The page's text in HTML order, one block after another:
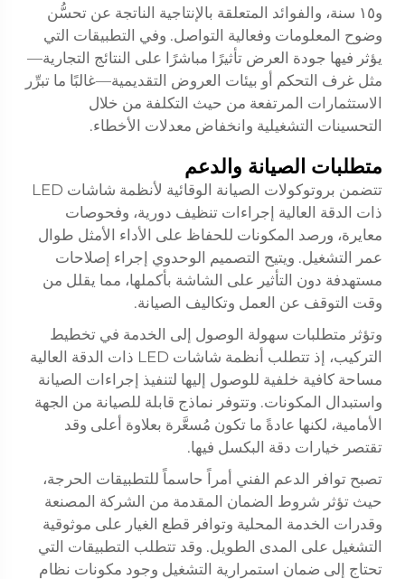
و١٥ سنة، والفوائد المتعلقة بالإنتاجية الناتجة عن تحسُّن
وضوح المعلومات وفعالية التواصل. وفي التطبيقات التي
يؤثر فيها جودة العرض تأثيرًا مباشرًا على النتائج التجارية—
مثل غرف التحكم أو بيئات العروض التقديمية—غالبًا ما تبرِّر
الاستثمارات المرتفعة من حيث التكلفة من خلال
التحسينات التشغيلية وانخفاض معدلات الأخطاء.
متطلبات الصيانة والدعم
تتضمن بروتوكولات الصيانة الوقائية لأنظمة شاشات LED
ذات الدقة العالية إجراءات تنظيف دورية، وفحوصات
معايرة، ورصد المكونات للحفاظ على الأداء الأمثل طوال
عمر التشغيل. ويتيح التصميم الوحدوي إجراء إصلاحات
مستهدفة دون التأثير على الشاشة بأكملها، مما يقلل من
وقت التوقف عن العمل وتكاليف الصيانة.
وتؤثر متطلبات سهولة الوصول إلى الخدمة في تخطيط
التركيب، إذ تتطلب أنظمة شاشات LED ذات الدقة العالية
مساحة كافية خلفية للوصول إليها لتنفيذ إجراءات الصيانة
واستبدال المكونات. وتتوفر نماذج قابلة للصيانة من الجهة
الأمامية، لكنها عادةً ما تكون مُسعَّرة بعلاوة أعلى وقد
تقتصر خيارات دقة البكسل فيها.
تصبح توافر الدعم الفني أمراً حاسماً للتطبيقات الحرجة،
حيث تؤثر شروط الضمان المقدمة من الشركة المصنعة
وقدرات الخدمة المحلية وتوافر قطع الغيار على موثوقية
التشغيل على المدى الطويل. وقد تتطلب التطبيقات التي
تحتاج إلى ضمان استمرارية التشغيل وجود مكونات نظام